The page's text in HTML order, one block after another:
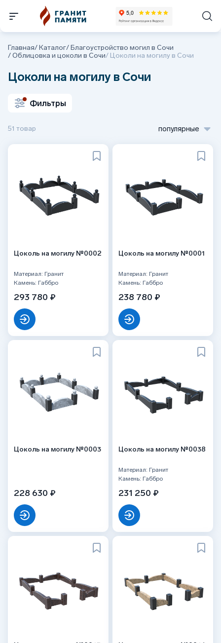
Главная/Каталог/Благоустройство могил в Сочи
/Облицовка и цоколи в Сочи/ Цоколи на могилу в Сочи
Цоколи на могилу в Сочи
Фильтры
51 товар популярные
Цоколь на могилу №0002
Материал: Гранит
Камень: Габбро
293 780 ₽
Цоколь на могилу №0001
Материал: Гранит
Камень: Габбро
238 780 ₽
Цоколь на могилу №0003
228 630 ₽
Цоколь на могилу №0038
Материал: Гранит
Камень: Габбро
231 250 ₽